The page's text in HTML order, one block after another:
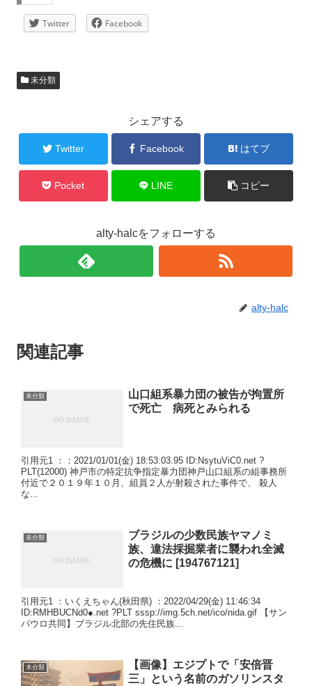
Twitter Facebook
未分類
シェアする
Twitter Facebook はてブ
Pocket LINE コピー
alty-halcをフォローする
alty-halc
関連記事
未分類
山口組系暴力団の被告が拘置所
で死亡 病死とみられる
引用元1 ：：2021/01/01(金) 18:53:03.95 ID:NsytuViC0.net ?
PLT(12000) 神戸市の特定抗争指定暴力団神戸山口組系の組事務所
付近で２０１９年１０月、組員２人が射殺された事件で、 殺人
な...
未分類
ブラジルの少数民族ヤマノミ
族、違法採掘業者に襲われ全滅
の危機に [194767121]
引用元1 ：いくえちゃん(秋田県) ：2022/04/29(金) 11:46:34
ID:RMHBUCNd0●.net ?PLT sssp://img.5ch.net/ico/nida.gif 【サン
パウロ共同】ブラジル北部の先住民族...
未分類
【画像】エジプトで「安倍晋
三」という名前のガソリンスタ